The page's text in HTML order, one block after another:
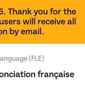
Thank you for the
will receive all
by email.
(FLE)
française